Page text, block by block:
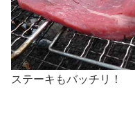
ステーキもバッチリ！